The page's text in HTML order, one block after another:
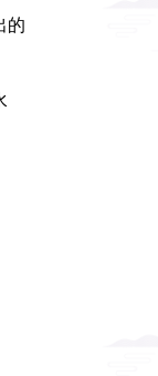
的